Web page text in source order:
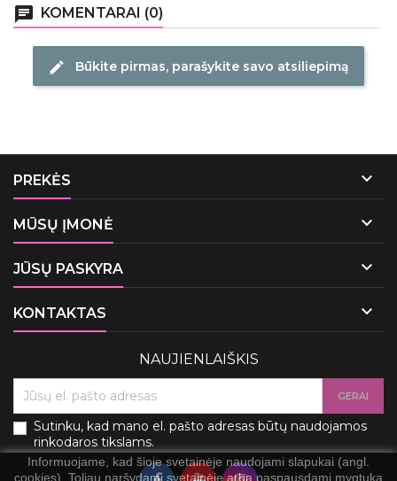
chat KOMENTARAI (0)
edit Būkite pirmas, parašykite savo atsiliepimą
PREKĖS 
MŪSŲ ĮMONĖ 
JŪSŲ PASKYRA 
KONTAKTAS 
Informuojame, kad šioje svetainėje naudojami slapukai (angl.
cookies). Toliau naršydami svetainėje arba paspausdami mygtuką
NAUJIENLAIŠKIS
Sutinku, kad mano el. pašto adresas būtų naudojamos
rinkodaros tikslams.